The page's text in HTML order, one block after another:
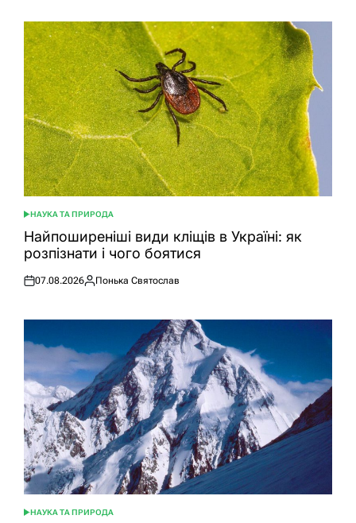
ОПУБЛІКУВАТИ
У
НАУКА ТА ПРИРОДА
Найпоширеніші види кліщів в Україні: як
розпізнати і чого боятися
Оприлюднено
07.08.2026
Опубліковано
Понька Святослав
ОПУБЛІКУВАТИ
НАУКА ТА ПРИРОДА